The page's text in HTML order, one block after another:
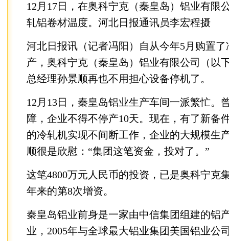
12月17日，在奥科宁克（秦皇岛）铝业有限
轧铝卷材温度。河北日报通讯员李宏程摄
河北日报讯（记者冯阳）自从今年5月购置
产，奥科宁克（秦皇岛）铝业有限公司（以
总经理孙景顺再也不用担心设备停机了。
12月13日，秦皇岛铝业生产车间一派繁忙。
障，企业不得不停产10天。现在，有了新备
的冷轧机实现不间断工作，企业的大规模生
顺很是欣慰：“集团这笔资金，投对了。”
这笔4800万元人民币的投资，已是奥科宁克
年来的第8次增资。
秦皇岛铝业前身是一家由中信集团组建的铝
业，2005年与全球最大铝业集团美国铝业公